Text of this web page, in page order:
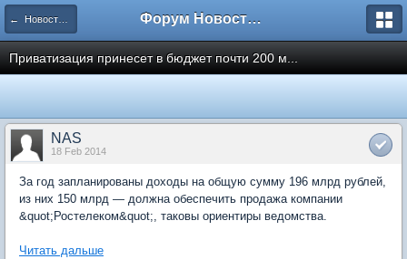
← Новости рынка недвижимости Форум Новостройки
Приватизация принесет в бюджет почти 200 м...
NAS
18 Feb 2014
За год запланированы доходы на общую сумму 196 млрд рублей,
из них 150 млрд — должна обеспечить продажа компании
&quot;Ростелеком&quot;, таковы ориентиры ведомства.
Читать дальше